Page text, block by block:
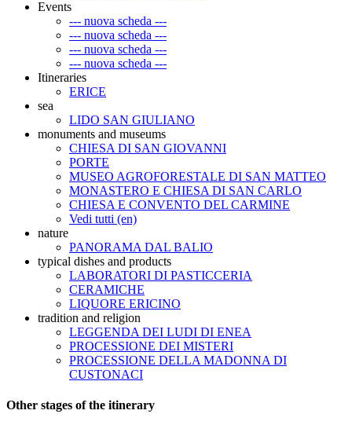
Events
--- nuova scheda ---
--- nuova scheda ---
--- nuova scheda ---
--- nuova scheda ---
Itineraries
ERICE
sea
LIDO SAN GIULIANO
monuments and museums
CHIESA DI SAN GIOVANNI
PORTE
MUSEO AGROFORESTALE DI SAN MATTEO
MONASTERO E CHIESA DI SAN CARLO
CHIESA E CONVENTO DEL CARMINE
Vedi tutti (en)
nature
PANORAMA DAL BALIO
typical dishes and products
LABORATORI DI PASTICCERIA
CERAMICHE
LIQUORE ERICINO
tradition and religion
LEGGENDA DEI LUDI DI ENEA
PROCESSIONE DEI MISTERI
PROCESSIONE DELLA MADONNA DI
CUSTONACI
Other stages of the itinerary